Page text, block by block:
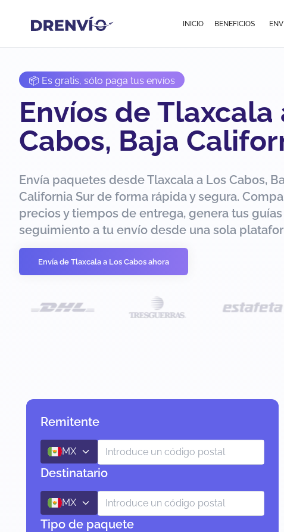
INICIO BENEFICIOS
📦 Es gratis, sólo paga tus envíos
Envíos de Tlaxcala
Cabos, Baja
Envía paquetes desde Tlaxcala a Los Cabos,
California Sur de forma rápida y segura.
precios y tiempos de entrega, genera tus guías
seguimiento a tu envío desde una sola
Envía de Tlaxcala a Los Cabos ahora
Remitente
MX
Destinatario
MX
Tipo de paquete